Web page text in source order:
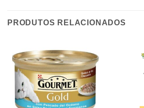
PRODUTOS RELACIONADOS